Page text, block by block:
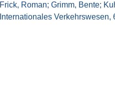
Frick, Roman; Grimm, Bente;
Internationales